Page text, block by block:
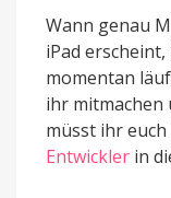
Wann genau
iPad
momentan
ihr mitmachen
müsst ihr
Entwickler in